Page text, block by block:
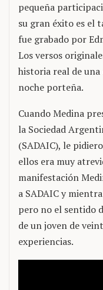
pequeña
su gran éxito es el
fue grabado por
Los versos
historia real de una
noche porteña.
Cuando Medina
la Sociedad
(SADAIC), le
ellos era muy
manifestación
a SADAIC y
pero no el sentido
de un joven de
experiencias.